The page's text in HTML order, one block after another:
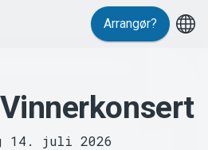
Arrangør?
14. juli 2026